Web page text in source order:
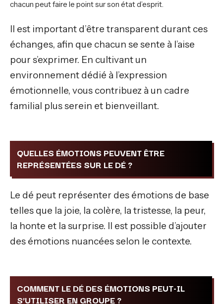
chacun peut faire le point sur son état d’esprit.
Il est important d’être transparent durant ces
échanges, afin que chacun se sente à l’aise
pour s’exprimer. En cultivant un
environnement dédié à l’expression
émotionnelle, vous contribuez à un cadre
familial plus serein et bienveillant.
QUELLES ÉMOTIONS PEUVENT ÊTRE
REPRÉSENTÉES SUR LE DÉ ?
Le dé peut représenter des émotions de base
telles que la joie, la colère, la tristesse, la peur,
la honte et la surprise. Il est possible d’ajouter
des émotions nuancées selon le contexte.
COMMENT LE DÉ DES ÉMOTIONS PEUT-IL
S’UTILISER EN GROUPE ?